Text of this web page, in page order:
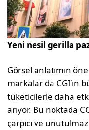
Yeni nesil gerilla
Görsel anlatımın
markalar da CGI’ın
tüketicilerle daha
arıyor. Bu nok­tada
çarpıcı ve